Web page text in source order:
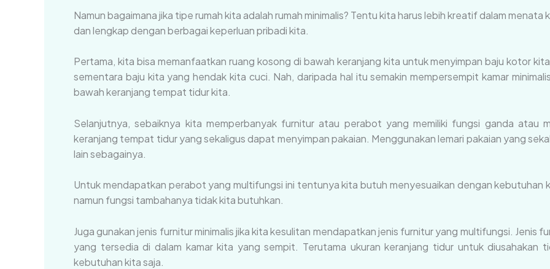
Namun bagaimana jika tipe rumah kita adalah rumah minimalis? Tentu kita harus lebih kreatif dalam
dan lengkap dengan berbagai keperluan pribadi kita.
Pertama, kita bisa memanfaatkan ruang kosong di bawah keranjang kita untuk menyimpan baju kotor
sementara baju kita yang hendak kita cuci. Nah, daripada hal itu semakin mempersempit kamar
bawah keranjang tempat tidur kita.
Selanjutnya, sebaiknya kita memperbanyak furnitur atau perabot yang memiliki fungsi ganda atau
keranjang tempat tidur yang sekaligus dapat menyimpan pakaian. Menggunakan lemari pakaian yang
lain sebagainya.
Untuk mendapatkan perabot yang multifungsi ini tentunya kita butuh menyesuaikan dengan kebutuhan
namun fungsi tambahanya tidak kita butuhkan.
Juga gunakan jenis furnitur minimalis jika kita kesulitan mendapatkan jenis furnitur yang multifungsi. Jenis
yang tersedia di dalam kamar kita yang sempit. Terutama ukuran keranjang tidur untuk diusahakan
kebutuhan kita saja.